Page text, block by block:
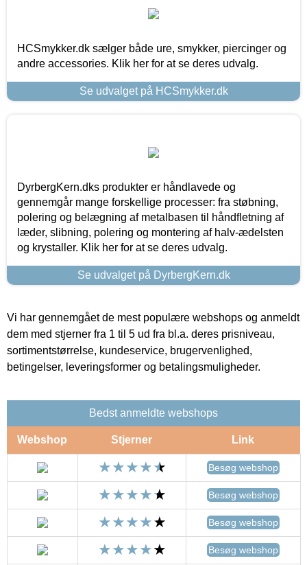
HCSmykker.dk sælger både ure, smykker, piercinger og
andre accessories. Klik her for at se deres udvalg.
Se udvalget på HCSmykker.dk
DyrbergKern.dks produkter er håndlavede og
gennemgår mange forskellige processer: fra støbning,
polering og belægning af metalbasen til håndfletning af
læder, slibning, polering og montering af halv-ædelsten
og krystaller. Klik her for at se deres udvalg.
Se udvalget på DyrbergKern.dk
Vi har gennemgået de mest populære webshops og anmeldt
dem med stjerner fra 1 til 5 ud fra bl.a. deres prisniveau,
sortimentstørrelse, kundeservice, brugervenlighed,
betingelser, leveringsformer og betalingsmuligheder.
Bedst anmeldte webshops
Webshop Stjerner Link
Besøg webshop
Besøg webshop
Besøg webshop
Besøg webshop